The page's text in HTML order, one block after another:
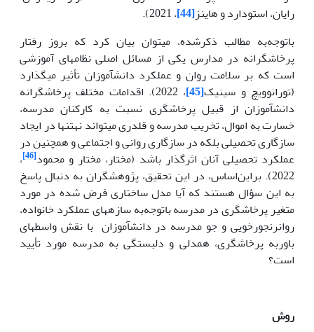
رایان، استودارد و هاینز[44]
، 2021).
باتوجه‌به مطالب ذکرشده، می­توان بیان کرد که بروز رفتار
پرخاشگرانه در مدارس یکی از مسائل اصلی نظام­های آموزشی
است که بر سلامت روان و عملکرد دانش­آموزان تأثیر می­گذارد
(تورانوویچ و سینیک[45]
، 2022). اقدامات مختلف پرخاشگرانه
دانش­آموزان از قبیل پرخاشگری نسبت به کارکنان مدرسه،
خسارت به اموال، تخریب مدرسه و قلدری می­تواند نه­تنها در ایجاد
سازگاری تحصیلی بلکه در سازگاری روانی و اجتماعی و همچنین در
عملکرد تحصیلی آنان اثرگذار باشد (مختار، مختار و محمود[46]
،
2022). براین‌اساس، در این تحقیق، پژوهشگران به دنبال پاسخ
به این سؤال هستند که آیا مدل ساختاری فرض شده در مورد
متغیر پرخاشگری در مدرسه باتوجه‌به سازه­­های عملکرد خانواده،
روان­رنجورخویی و جو مدرسه در دانش­آموزان با نقش واسطه­ای
باوربه پرخاشگری، همدلی و دلبستگی به مدرسه مورد تأیید
است؟
روش